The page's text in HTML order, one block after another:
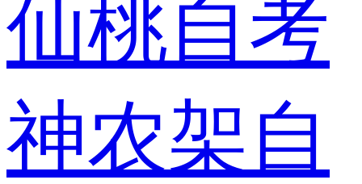
仙桃自考
神农架自